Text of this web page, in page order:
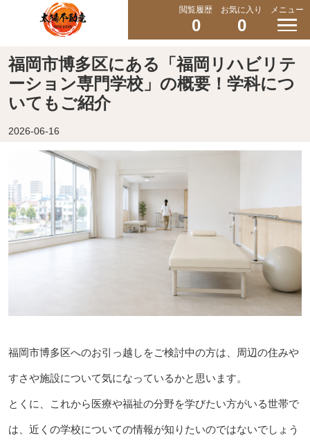
閲覧履歴
0
お気に入り
0
メニュー
福岡市博多区にある「福岡リハビリテ
ーション専門学校」の概要！学科につ
いてもご紹介
2026-06-16
福岡市博多区へのお引っ越しをご検討中の方は、周辺の住みや
すさや施設について気になっているかと思います。
とくに、これから医療や福祉の分野を学びたい方がいる世帯で
は、近くの学校についての情報が知りたいのではないでしょう